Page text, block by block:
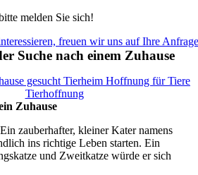
melden Sie sich!
freuen wir uns auf Ihre Anfrage
Suche nach einem Zuhause
Zuhause
Ein zauberhafter, kleiner Kater namens
ins richtige Leben starten. Ein
und Zweitkatze würde er sich